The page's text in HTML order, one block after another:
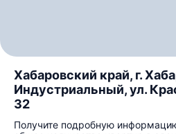
Хабаровский край, г.
Индустриальный, ул.
32
Получите подробную